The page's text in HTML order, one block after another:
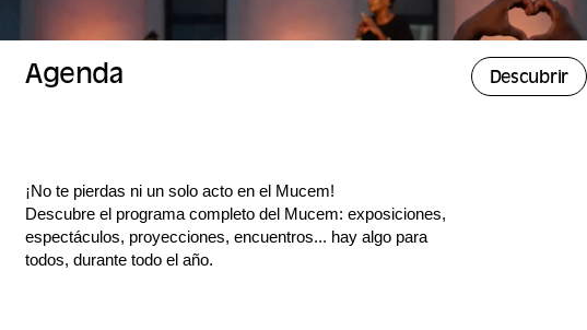
Agenda Descubrir
¡No te pierdas ni un solo acto en el Mucem!
Descubre el programa completo del Mucem: exposiciones,
espectáculos, proyecciones, encuentros... hay algo para
todos, durante todo el año.